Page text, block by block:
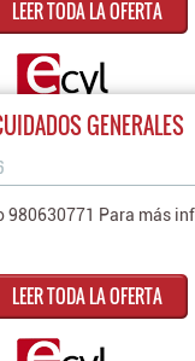
LEER TODA LA OFERTA
GENERALES
980630771 Para más
LEER TODA LA OFERTA